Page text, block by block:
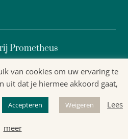
Prometheus
voorwaarden
van cookies om uw ervaring te
uit dat je hiermee akkoord gaat,
Accepteren Weigeren Lees
meer